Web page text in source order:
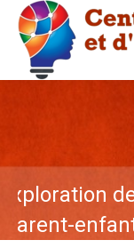
Exploration
parent-